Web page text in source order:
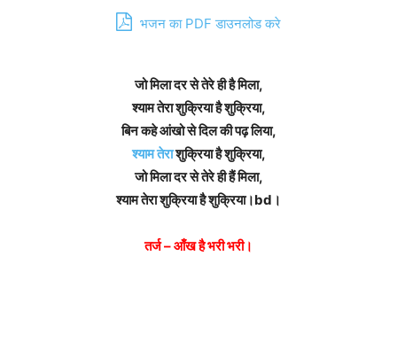
भजन का PDF डाउनलोड करे
जो मिला दर से तेरे ही है मिला,
श्याम तेरा शुक्रिया है शुक्रिया,
बिन कहे आंखो से दिल की पढ़ लिया,
श्याम तेराशुक्रिया है शुक्रिया,
जो मिला दर से तेरे ही हैं मिला,
श्याम तेरा शुक्रिया है शुक्रिया।bd।
तर्ज – आँख है भरी भरी।